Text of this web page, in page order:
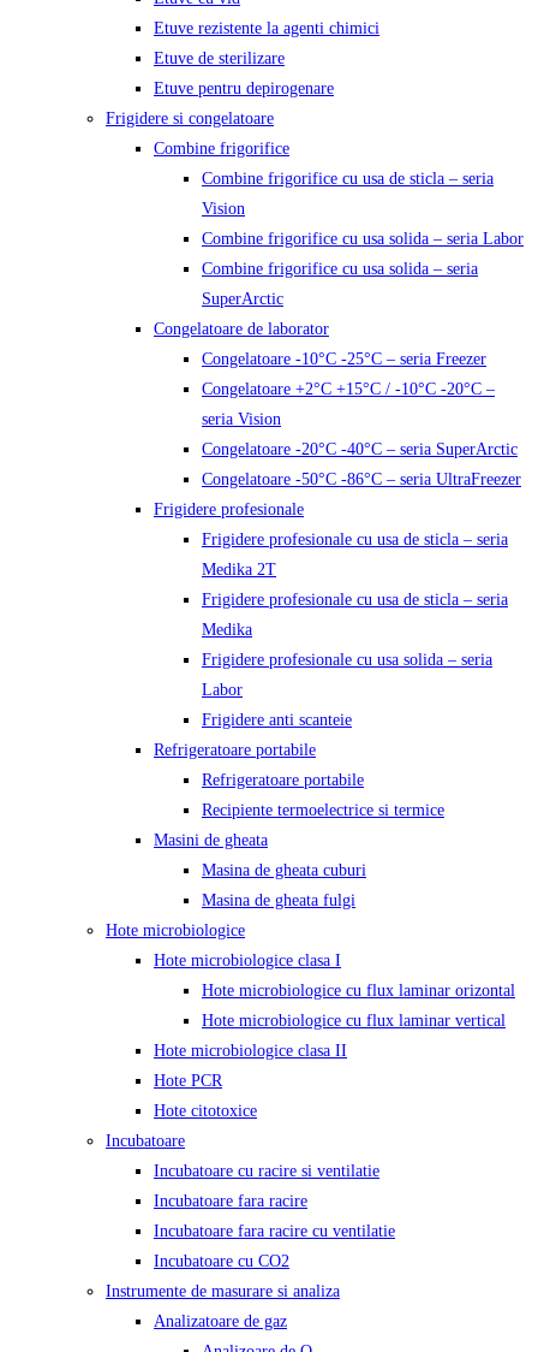
Etuve rezistente la agenti chimici
Etuve de sterilizare
Etuve pentru depirogenare
Frigidere si congelatoare
Combine frigorifice
Combine frigorifice cu usa de sticla – seria
Vision
Combine frigorifice cu usa solida – seria Labor
Combine frigorifice cu usa solida – seria
SuperArctic
Congelatoare de laborator
Congelatoare -10°C -25°C – seria Freezer
Congelatoare +2°C +15°C / -10°C -20°C –
seria Vision
Congelatoare -20°C -40°C – seria SuperArctic
Congelatoare -50°C -86°C – seria UltraFreezer
Frigidere profesionale
Frigidere profesionale cu usa de sticla – seria
Medika 2T
Frigidere profesionale cu usa de sticla – seria
Medika
Frigidere profesionale cu usa solida – seria
Labor
Frigidere anti scanteie
Refrigeratoare portabile
Refrigeratoare portabile
Recipiente termoelectrice si termice
Masini de gheata
Masina de gheata cuburi
Masina de gheata fulgi
Hote microbiologice
Hote microbiologice clasa I
Hote microbiologice cu flux laminar orizontal
Hote microbiologice cu flux laminar vertical
Hote microbiologice clasa II
Hote PCR
Hote citotoxice
Incubatoare
Incubatoare cu racire si ventilatie
Incubatoare fara racire
Incubatoare fara racire cu ventilatie
Incubatoare cu CO2
Instrumente de masurare si analiza
Analizatoare de gaz